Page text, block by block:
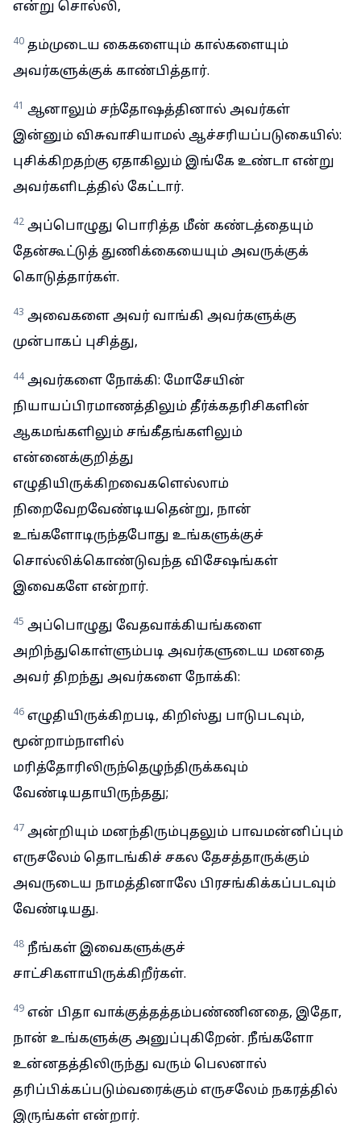
என்று சொல்லி,
40 தம்முடைய கைகளையும் கால்களையும்
அவர்களுக்குக் காண்பித்தார்.
41 ஆனாலும் சந்தோஷத்தினால் அவர்கள்
இன்னும் விசுவாசியாமல் ஆச்சரியப்படுகையில்:
புசிக்கிறதற்கு ஏதாகிலும் இங்கே உண்டா என்று
அவர்களிடத்தில் கேட்டார்.
42 அப்பொழுது பொரித்த மீன் கண்டத்தையும்
தேன்கூட்டுத் துணிக்கையையும் அவருக்குக்
கொடுத்தார்கள்.
43 அவைகளை அவர் வாங்கி அவர்களுக்கு
முன்பாகப் புசித்து,
44 அவர்களை நோக்கி: மோசேயின்
நியாயப்பிரமாணத்திலும் தீர்க்கதரிசிகளின்
ஆகமங்களிலும் சங்கீதங்களிலும்
என்னைக்குறித்து
எழுதியிருக்கிறவைகளெல்லாம்
நிறைவேறவேண்டியதென்று, நான்
உங்களோடிருந்தபோது உங்களுக்குச்
சொல்லிக்கொண்டுவந்த விசேஷங்கள்
இவைகளே என்றார்.
45 அப்பொழுது வேதவாக்கியங்களை
அறிந்துகொள்ளும்படி அவர்களுடைய மனதை
அவர் திறந்து அவர்களை நோக்கி:
46 எழுதியிருக்கிறபடி, கிறிஸ்து பாடுபடவும்,
மூன்றாம்நாளில்
மரித்தோரிலிருந்தெழுந்திருக்கவும்
வேண்டியதாயிருந்தது;
47 அன்றியும் மனந்திரும்புதலும் பாவமன்னிப்பும்
எருசலேம் தொடங்கிச் சகல தேசத்தாருக்கும்
அவருடைய நாமத்தினாலே பிரசங்கிக்கப்படவும்
வேண்டியது.
48 நீங்கள் இவைகளுக்குச்
சாட்சிகளாயிருக்கிறீர்கள்.
49 என் பிதா வாக்குத்தத்தம்பண்ணினதை, இதோ,
நான் உங்களுக்கு அனுப்புகிறேன். நீங்களோ
உன்னதத்திலிருந்து வரும் பெலனால்
தரிப்பிக்கப்படும்வரைக்கும் எருசலேம் நகரத்தில்
இருங்கள் என்றார்.